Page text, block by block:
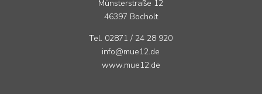
Münsterstraße 12
46397 Bocholt
Tel. 02871 / 24 28 920
info@mue12.de
www.mue12.de